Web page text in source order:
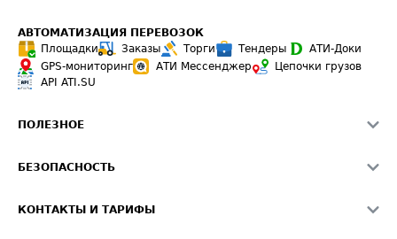
АВТОМАТИЗАЦИЯ ПЕРЕВОЗОК
Площадки
Заказы Торги Тендеры
АТИ-Доки
GPS-мониторинг
АТИ Мессенджер
Цепочки грузов
API ATI.SU
ПОЛЕЗНОЕ
Звезды ATI.SU на вашем сайте
БЕЗОПАСНОСТЬ
КОНТАКТЫ И ТАРИФЫ